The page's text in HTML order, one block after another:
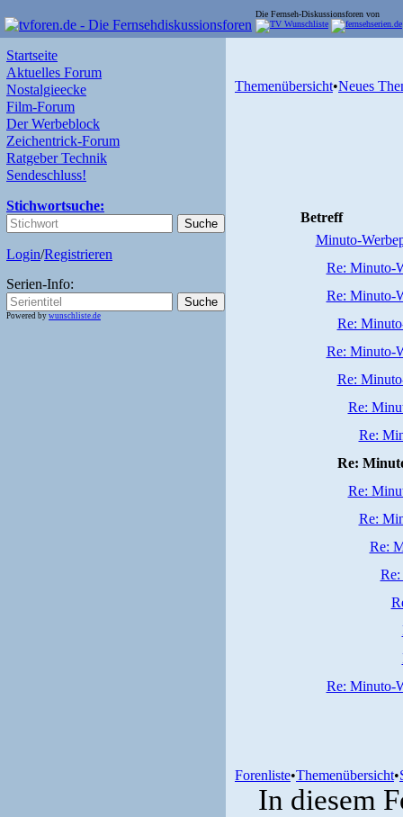
Die Fernseh-Diskussionsforen von
Startseite
Aktuelles Forum
Nostalgieecke
Film-Forum
Der Werbeblock
Zeichentrick-Forum
Ratgeber Technik
Sendeschluss!
Stichwortsuche:
Login/Registrieren
Serien-Info:
Powered by wunschliste.de
Themenübersicht•Neues
Betreff
Minuto-
Re: Minuto-
Re: Minuto-
Re:
Re: Minuto-
Re:
Re:
Re:
Re:
Re:
Re:
Re:
Re: Minuto-
Forenliste•Themenübersicht•
In diesem